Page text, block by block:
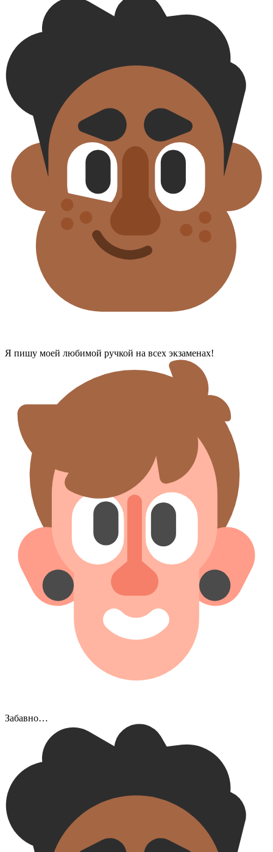
Я пишу моей любимой ручкой на всех экзаменах!
Забавно…